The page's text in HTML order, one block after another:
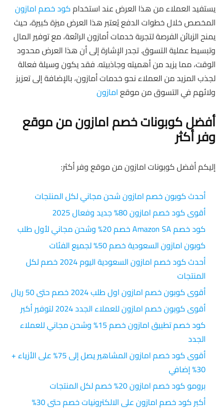
يستفيد العملاء من هذا العرض عند استخدامكود خصم امازون
المخصص خلال خطوات الدفع يُعتبر هذا العرض ميزة كبيرة، حيث
يمنح الزبائن الفرصة لتجربة خدمات أمازون الرائعة، مع توفير المال
وتبسيط عملية التسوق. تجدر الإشارة إلى أن هذا العرض محدود
الوقت، مما يزيد من أهميته وجاذبيته. فقد يكون وسيلة فعالة
لجذب المزيد من العملاء نحو خدمات أمازون، بالإضافة إلى تعزيز
ولائهم في التسوق من موقعامازون
أفضل كوبونات خصم امازون من موقع
وفر أكثر
إليكم أفضل كوبونات امازون من موقع وفر أكثر:
أحدث كوبون خصم امازون شحن مجاني لكل المنتجات
أقوى كود خصم امازون 80% جديد وفعال 2025
كود خصم Amazon SA خصم 20% وشحن مجاني لأول طلب
كوبون امازون السعودية خصم 50% لجميع الفئات
أحدث كود خصم امازون السعودية اليوم 2024 خصم لكل
المنتجات
أقوى كوبون خصم امازون اول طلب 2024 خصم حتى 50 ريال
أقوى كوبون خصم امازون للعملاء الجدد 2024 لتوفير أكبر
كود خصم تطبيق امازون خصم 15% وشحن مجاني للعملاء
الجدد
أقوى كود خصم امازون المشاهير يصل إلى 75% على الأزياء +
30% إضافي
برومو كود خصم امازون 20% خصم لكل المنتجات
أكبر كود خصم امازون على الالكترونيات خصم حتى 30%